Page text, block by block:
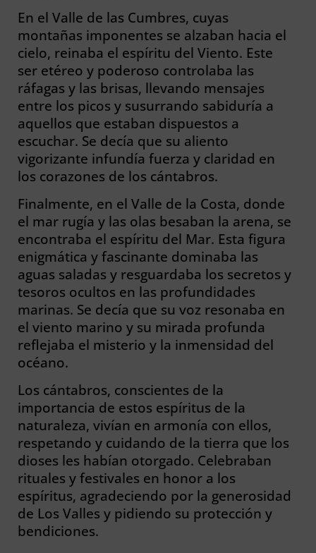
En el Valle de las Cumbres, cuyas
montañas imponentes se alzaban hacia el
cielo, reinaba el espíritu del Viento. Este
ser etéreo y poderoso controlaba las
ráfagas y las brisas, llevando mensajes
entre los picos y susurrando sabiduría a
aquellos que estaban dispuestos a
escuchar. Se decía que su aliento
vigorizante infundía fuerza y claridad en
los corazones de los cántabros.
Finalmente, en el Valle de la Costa, donde
el mar rugía y las olas besaban la arena, se
encontraba el espíritu del Mar. Esta figura
enigmática y fascinante dominaba las
aguas saladas y resguardaba los secretos y
tesoros ocultos en las profundidades
marinas. Se decía que su voz resonaba en
el viento marino y su mirada profunda
reflejaba el misterio y la inmensidad del
océano.
Los cántabros, conscientes de la
importancia de estos espíritus de la
naturaleza, vivían en armonía con ellos,
respetando y cuidando de la tierra que los
dioses les habían otorgado. Celebraban
rituales y festivales en honor a los
espíritus, agradeciendo por la generosidad
de Los Valles y pidiendo su protección y
bendiciones.